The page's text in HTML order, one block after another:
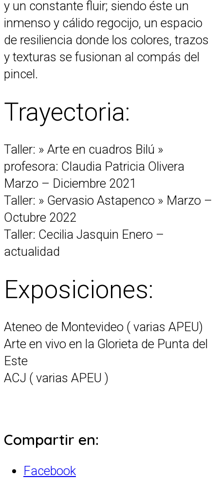
y un constante fluir; siendo éste un
inmenso y cálido regocijo, un espacio
de resiliencia donde los colores, trazos
y texturas se fusionan al compás del
pincel.
Trayectoria:
Taller: » Arte en cuadros Bilú »
profesora: Claudia Patricia Olivera
Marzo – Diciembre 2021
Taller: » Gervasio Astapenco » Marzo –
Octubre 2022
Taller: Cecilia Jasquin Enero –
actualidad
Exposiciones:
Ateneo de Montevideo ( varias APEU)
Arte en vivo en la Glorieta de Punta del
Este
ACJ ( varias APEU )
Compartir en:
Facebook